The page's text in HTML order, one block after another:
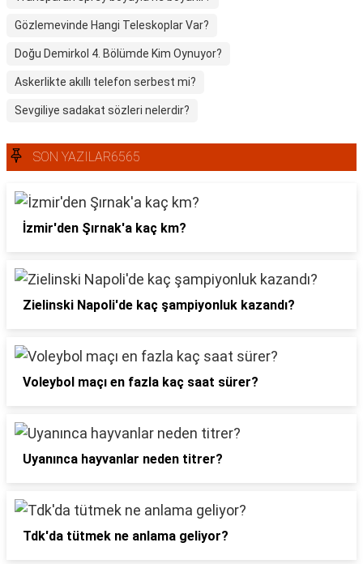
Gözlemevinde Hangi Teleskoplar Var?
Doğu Demirkol 4. Bölümde Kim Oynuyor?
Askerlikte akıllı telefon serbest mi?
Sevgiliye sadakat sözleri nelerdir?
SON YAZILAR6565
İzmir'den Şırnak'a kaç km?
Zielinski Napoli'de kaç şampiyonluk kazandı?
Voleybol maçı en fazla kaç saat sürer?
Uyanınca hayvanlar neden titrer?
Tdk'da tütmek ne anlama geliyor?